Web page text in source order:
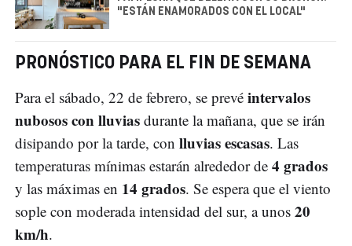
"ESTÁN ENAMORADOS CON EL LOCAL"
PRONÓSTICO PARA EL FIN DE SEMANA
Para el sábado, 22 de febrero, se prevé intervalos
nubosos con lluvias durante la mañana, que se irán
disipando por la tarde, con lluvias escasas. Las
temperaturas mínimas estarán alrededor de 4 grados
y las máximas en 14 grados. Se espera que el viento
sople con moderada intensidad del sur, a unos 20
km/h.